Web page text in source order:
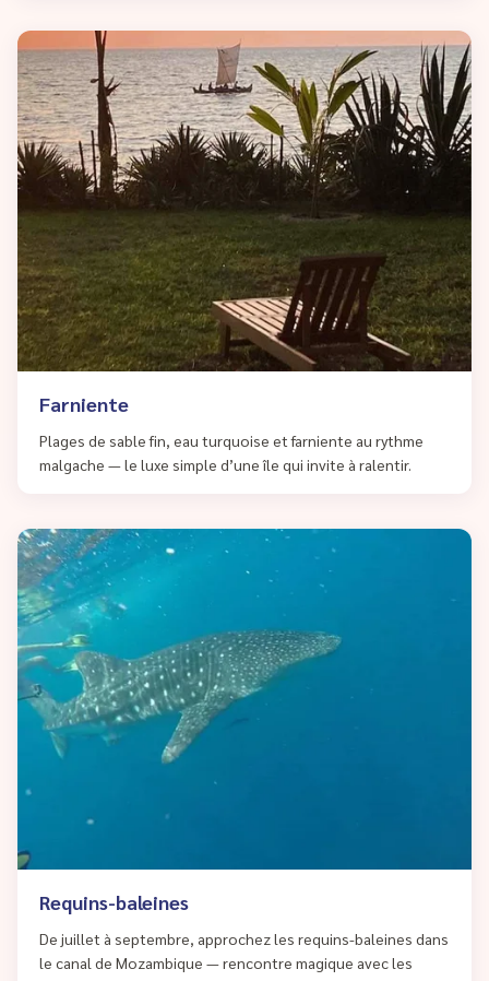
Farniente
Plages de sable fin, eau turquoise et farniente au rythme
malgache — le luxe simple d’une île qui invite à ralentir.
Requins-baleines
De juillet à septembre, approchez les requins-baleines dans
le canal de Mozambique — rencontre magique avec les